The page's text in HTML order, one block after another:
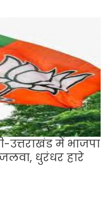
उत्तराखंड में भाजपा
धुरंधर हारे